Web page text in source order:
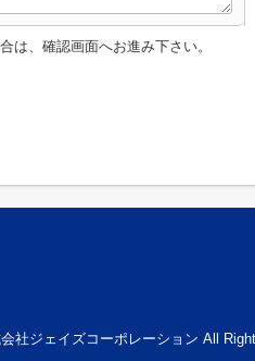
は、確認画面へお進み下さい。
社ジェイズコーポレーション All